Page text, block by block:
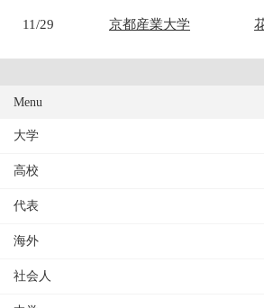
11/29 京都産業大学
Menu
大学
高校
代表
海外
社会人